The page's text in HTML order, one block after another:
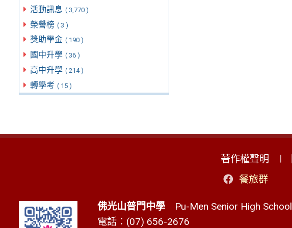
活動訊息 ( 3,770 )
榮譽榜 ( 3 )
獎助學金 ( 190 )
國中升學 ( 36 )
高中升學 ( 214 )
轉學考 ( 15 )
著作權聲明
餐旅群
佛光山普門中學Pu-Men Senior High School
電話：(07) 656-2676